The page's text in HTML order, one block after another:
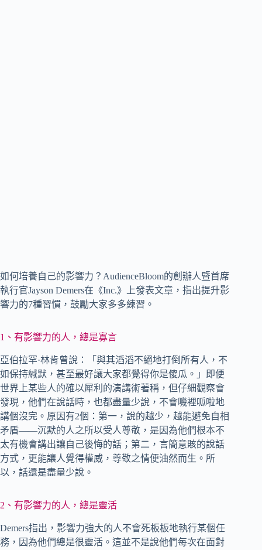
如何培養自己的影響力？AudienceBloom的創辦人暨首席
執行官Jayson Demers在《Inc.》上發表文章，指出提升影
響力的7種習慣，鼓勵大家多多練習。
1、有影響力的人，總是寡言
亞伯拉罕·林肯曾說：「與其滔滔不絕地打倒所有人，不
如保持緘默，甚至最好讓大家都覺得你是傻瓜。」即便
世界上某些人的確以犀利的演講術著稱，但仔細觀察會
發現，他們在說話時，也都盡量少說，不會嘰裡呱啦地
講個沒完。原因有2個：第一，說的越少，越能避免自相
矛盾——沉默的人之所以受人尊敬，是因為他們根本不
太有機會講出讓自己後悔的話；第二，言簡意賅的說話
方式，更能讓人覺得權威，尊敬之情便油然而生。所
以，話還是盡量少說。
2、有影響力的人，總是靈活
Demers指出，影響力強大的人不會死板板地執行某個任
務，因為他們總是很靈活。這並不是說他們每次在面對